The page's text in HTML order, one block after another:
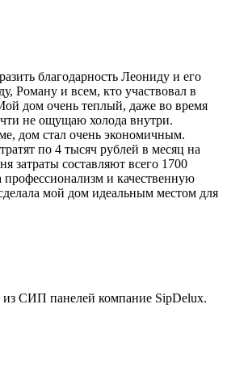
благодарность Леониду и его
Роману и всем, кто участвовал в
дом очень теплый, даже во время
не ощущаю холода внутри.
дом стал очень экономичным.
по 4 тысяч рублей в месяц на
затраты составляют всего 1700
профессионализм и качественную
мой дом идеальным местом для
из СИП панелей компание SipDelux.